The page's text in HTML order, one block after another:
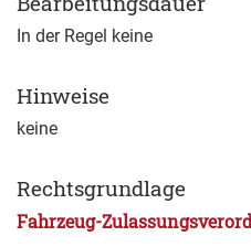
In der Regel keine
Hinweise
keine
Rechtsgrundlage
Fahrzeug-